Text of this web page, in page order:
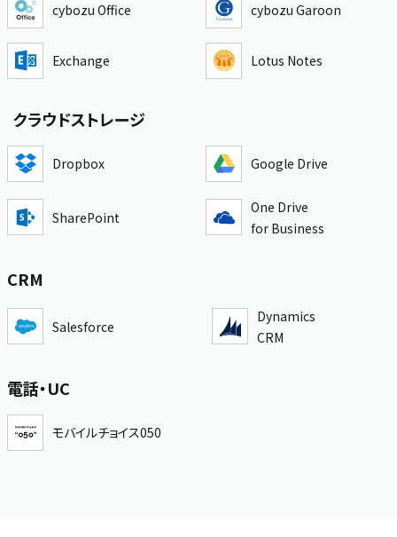
cybozu Office cybozu Garoon
Exchange Lotus Notes
クラウドストレージ
Dropbox Google Drive
SharePoint
One Drive
for Business
CRM
Salesforce
Dynamics
CRM
電話・UC
モバイルチョイス050